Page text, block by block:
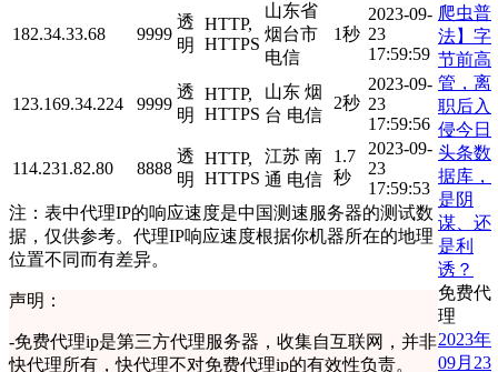
182.34.33.68 9999
透
明
HTTP,
HTTPS
山东省
烟台市
电信
1秒
2023-09-
23
17:59:59
123.169.34.224 9999
透
明
HTTP,
HTTPS
山东 烟
台 电信
2秒
2023-09-
23
17:59:56
114.231.82.80 8888
透
明
HTTP,
HTTPS
江苏 南
通 电信
1.7
秒
2023-09-
23
17:59:53
注：表中代理IP的响应速度是中国测速服务器的测试数
据，仅供参考。代理IP响应速度根据你机器所在的地理
位置不同而有差异。
声明：
-免费代理ip是第三方代理服务器，收集自互联网，并非
快代理所有，快代理不对免费代理ip的有效性负责。
爬虫普
法】字
节前高
管，离
职后入
侵今日
头条数
据库，
是阴
谋、还
是利
诱？
免费代
理
2023年
09月23